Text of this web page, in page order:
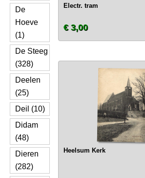
De
Hoeve
(1)
De Steeg
(328)
Deelen
(25)
Deil (10)
Didam
(48)
Dieren
(282)
Electr. tram
€ 3,00
Heelsum Kerk